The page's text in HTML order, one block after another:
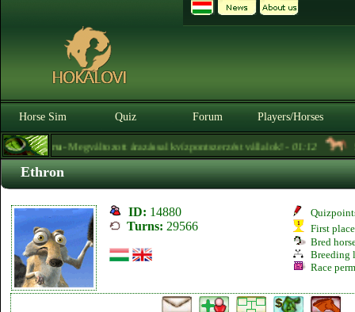
Horse Sim Quiz Forum Players/Horses
Soreiru - Megváltozott árazással kvízpontszerzést vállalok! -01:12
Ethron
ID: 14880
Turns: 29566
First
Bred
Breeding
Race